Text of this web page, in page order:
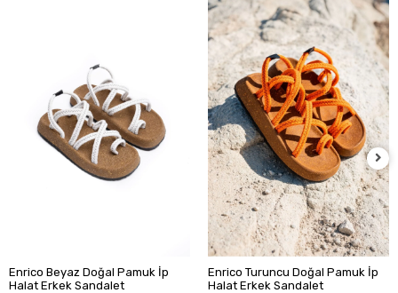
Enrico Beyaz Doğal Pamuk İp
Halat Erkek Sandalet
Enrico Turuncu Doğal Pamuk İp
Halat Erkek Sandalet